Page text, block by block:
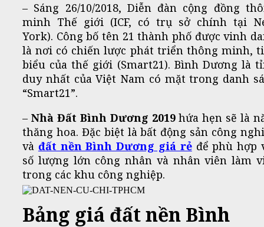
– Sáng 26/10/2018, Diễn đàn cộng đồng
minh Thế giới (ICF, có trụ sở chính tại
York). Công bố tên 21 thành phố được vinh
là nơi có chiến lược phát triển thông minh,
biểu của thế giới (Smart21). Bình Dương là
duy nhất của Việt Nam có mặt trong danh
“Smart21”.
– Nhà Đất Bình Dương 2019hứa hẹn sẽ là
thăng hoa. Đặc biệt là bất động sản công
và đất nền Bình Dương giá rẻđể phù hợp
số lượng lớn công nhân và nhân viên làm
trong các khu công nghiệp.
Bảng giá đất nền Bình